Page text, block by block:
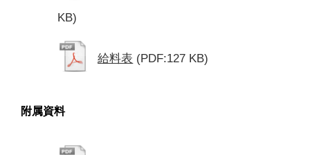
KB)
給料表 (PDF:127 KB)
附属資料